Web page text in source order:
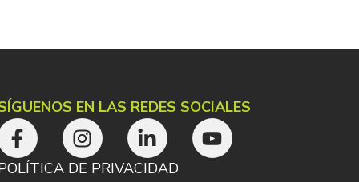
EN LAS REDES SOCIALES
DE PRIVACIDAD